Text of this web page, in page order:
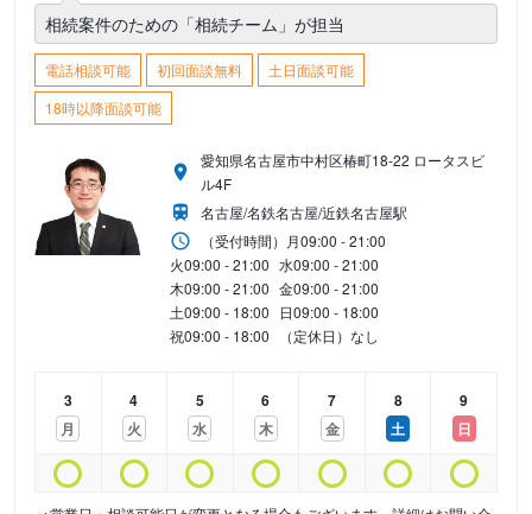
相続案件のための「相続チーム」が担当
電話相談可能 初回面談無料
土日面談可能
18時以降面談可能
愛知県名古屋市中村区椿町18-22 ロータスビ
ル4F
名古屋/名鉄名古屋/近鉄名古屋駅
（受付時間） 月09:00 - 21:00
火09:00 - 21:00 水09:00 - 21:00
木09:00 - 21:00 金09:00 - 21:00
土09:00 - 18:00 日09:00 - 18:00
祝09:00 - 18:00 （定休日）なし
3
月
4
火
5
水
6
木
7
金
8
土
9
日